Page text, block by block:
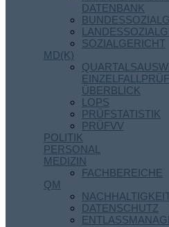
DATENBANK
SOZIALGERICHT
MD(K)
ÜBERBLICK
LOPS
PRÜFSTATISTIK
PRÜFVV
POLITIK
PERSONAL
MEDIZIN
FACHBEREICHE
QM
DATENSCHUTZ